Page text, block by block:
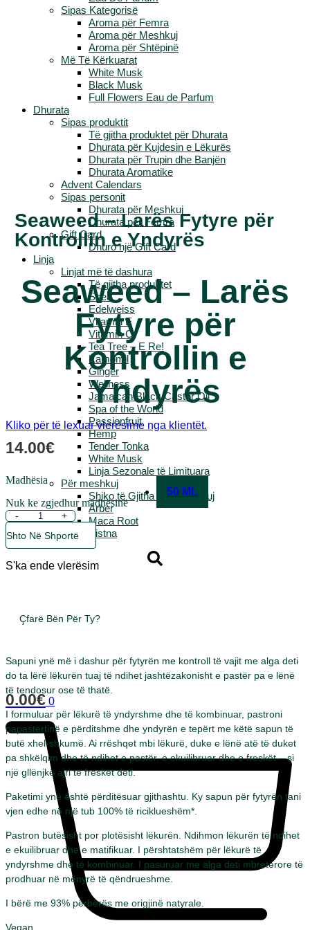
Sipas Kategorisë
Aroma për Femra
Aroma për Meshkuj
Aroma për Shtëpinë
Më Të Kërkuarat
White Musk
Black Musk
Full Flowers Eau de Parfum
Dhurata
Sipas produktit
Të gjitha produktet për Dhurata
Dhurata për Kujdesin e Lëkurës
Dhurata për Trupin dhe Banjën
Dhurata Aromatike
Advent Calendars
Sipas personit
Dhurata për Meshkuj
Dhurata për Femra
Gift Card
Dhuro një Gift Card
Linja
Linjat më të dashura
Të gjitha produktet
Shea
Edelweiss
Vitamin E
Vitamin C
Tea Tree – E Re!
Kamomil
Ginger
Wellness
Jamaican Black Castor Oil
Spa of the World
Passionfruit
Hemp
Tender Tonka
White Musk
Linja Sezonale të Limituara
Për meshkuj
Shiko të Gjitha Për Meshkuj
Arber
Maca Root
Kistna
0.00€ 0
Seaweed – Larës Fytyre për
Kontrollin e Yndyrës
Seaweed – Larës
Fytyre për
Kontrollin e
Yndyrës
Kliko për të lexuar vlerësime nga klientët.
14.00€
Madhësia
Nuk ke zgjedhur madhësinë
50 ML
-
Sasi
Seaweed
-
Fytyre
Yndyrës
+
Shto Në Shportë
S'ka ende vlerësim
Çfarë Bën Për Ty?
Sapuni ynë më i dashur për fytyrën me kontroll të vajit me alga deti
do ta lërë lëkurën tuaj të ndihet jashtëzakonisht e pastër pa e lënë
të tendosur ose të thatë.
I formuluar për lëkurë të yndyrshme dhe të kombinuar, pastroni
papastërtinë e përditshme dhe yndyrën e tepërt me këtë sapun të
butë xhel-shkumë. Ai rrëshqet mbi lëkurë, duke e lënë atë të duket
pa shkëlqim dhe të ndihet e pastër, e ekuilibruar dhe e freskët – si
një gllënjkë ajri të freskët deti.
Paketimi ynë është përditësuar gjithashtu. Ky sapun për fytyrën tani
vjen edhe në një tub 100% të riciklueshëm*.
Pastron butësisht por plotësisht lëkurën. Ndihmon lëkurën të ndihet
e ekuilibruar dhe e matifikuar. I përshtatshëm për lëkurë të
yndyrshme dhe të kombinuar. I pasuruar me alga deti mbretërore të
prodhuar në mënyrë të qëndrueshme.
I bërë me 93% përbërës me origjinë natyrale.
Vegan.